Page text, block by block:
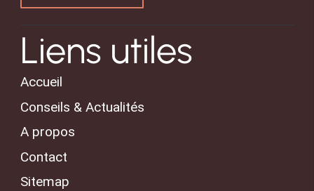
Liens utiles
Accueil
Conseils & Actualités
A propos
Contact
Sitemap